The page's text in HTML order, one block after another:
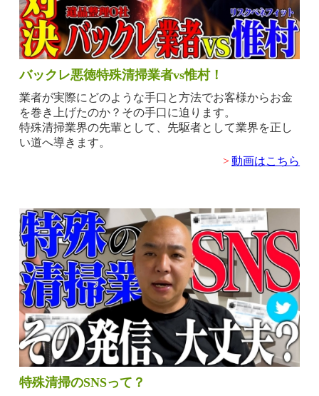
バックレ悪徳特殊清掃業者vs惟村！
業者が実際にどのような手口と方法でお客様からお金
を巻き上げたのか？その手口に迫ります。
特殊清掃業界の先輩として、先駆者として業界を正し
い道へ導きます。
>動画はこちら
特殊清掃のSNSって？